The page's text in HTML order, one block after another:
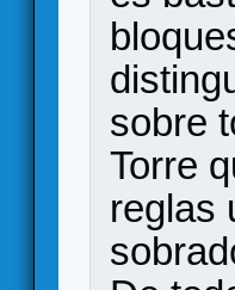
sobre
Torre
reglas